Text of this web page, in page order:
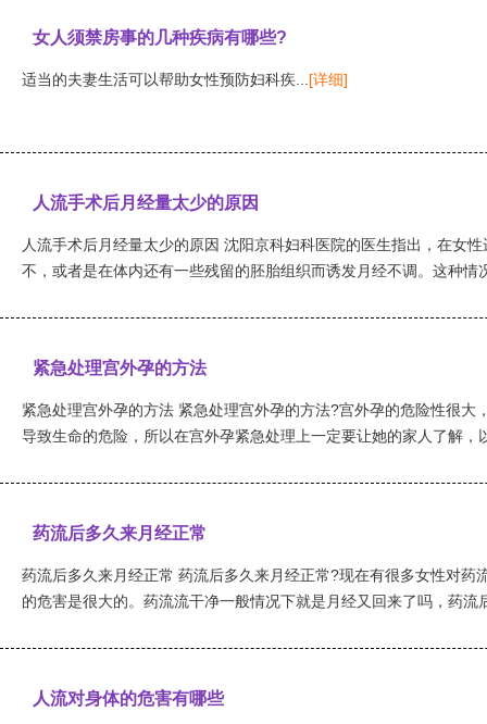
女人须禁房事的几种疾病有哪些?
适当的夫妻生活可以帮助女性预防妇科疾...[详细]
人流手术后月经量太少的原因
人流手术后月经量太少的原因 沈阳京科妇科医院的医生指出，在女
不，或者是在体内还有一些残留的胚胎组织而诱发月经不调。这种情
紧急处理宫外孕的方法
紧急处理宫外孕的方法 紧急处理宫外孕的方法?宫外孕的危险性很大
导致生命的危险，所以在宫外孕紧急处理上一定要让她的家人了解，
药流后多久来月经正常
药流后多久来月经正常 药流后多久来月经正常?现在有很多女性对药
的危害是很大的。药流流干净一般情况下就是月经又回来了吗，药流
人流对身体的危害有哪些